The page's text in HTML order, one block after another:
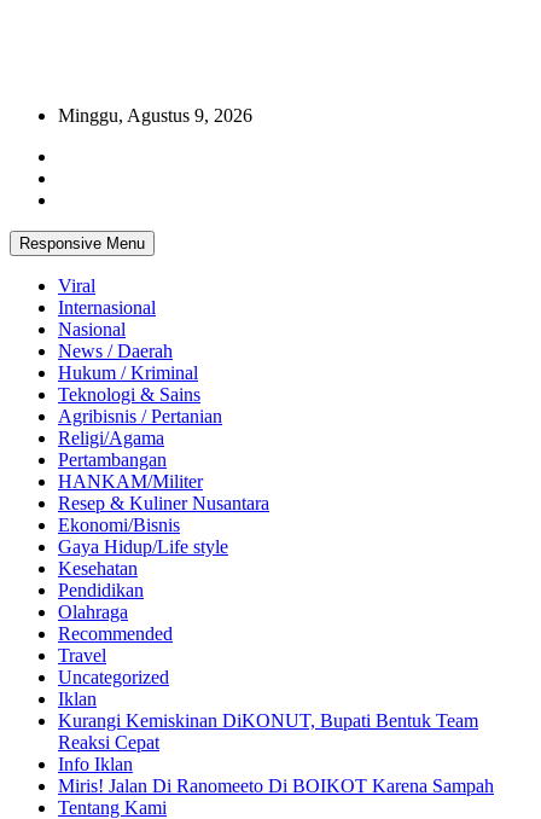
Minggu, Agustus 9, 2026
Responsive Menu
Viral
Internasional
Nasional
News / Daerah
Hukum / Kriminal
Teknologi & Sains
Agribisnis / Pertanian
Religi/Agama
Pertambangan
HANKAM/Militer
Resep & Kuliner Nusantara
Ekonomi/Bisnis
Gaya Hidup/Life style
Kesehatan
Pendidikan
Olahraga
Recommended
Travel
Uncategorized
Iklan
Kurangi Kemiskinan DiKONUT, Bupati Bentuk Team
Reaksi Cepat
Info Iklan
Miris! Jalan Di Ranomeeto Di BOIKOT Karena Sampah
Tentang Kami